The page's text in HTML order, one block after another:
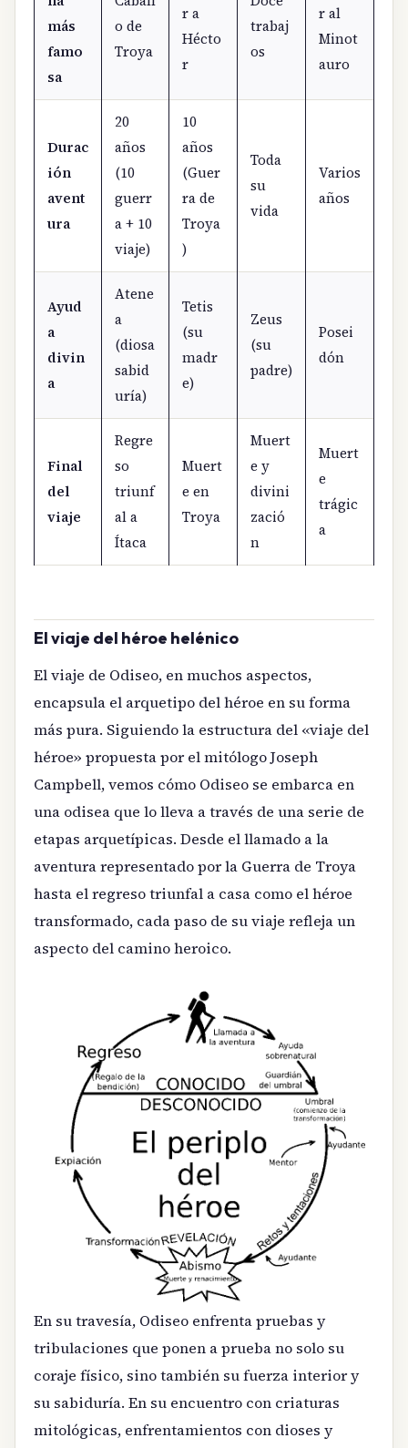
más
famo
sa
o de
Troya
r a
Hécto
r
trabaj
os
r al
Minot
auro
Durac
ión
avent
ura
20
años
(10
guerr
a + 10
viaje)
10
años
(Guer
ra de
Troya
)
Toda
su
vida
Varios
años
Ayud
a
divin
a
Atene
a
(diosa
sabid
uría)
Tetis
(su
madr
e)
Zeus
(su
padre)
Posei
dón
Final
del
viaje
Regre
so
triunf
al a
Ítaca
Muert
e en
Troya
Muert
e y
divini
zació
n
Muert
e
trágic
a
El viaje del héroe helénico
El viaje de Odiseo, en muchos aspectos,
encapsula el arquetipo del héroe en su forma
más pura. Siguiendo la estructura del «viaje del
héroe» propuesta por el mitólogo Joseph
Campbell, vemos cómo Odiseo se embarca en
una odisea que lo lleva a través de una serie de
etapas arquetípicas. Desde el llamado a la
aventura representado por la Guerra de Troya
hasta el regreso triunfal a casa como el héroe
transformado, cada paso de su viaje refleja un
aspecto del camino heroico.
En su travesía, Odiseo enfrenta pruebas y
tribulaciones que ponen a prueba no solo su
coraje físico, sino también su fuerza interior y
su sabiduría. En su encuentro con criaturas
mitológicas, enfrentamientos con dioses y